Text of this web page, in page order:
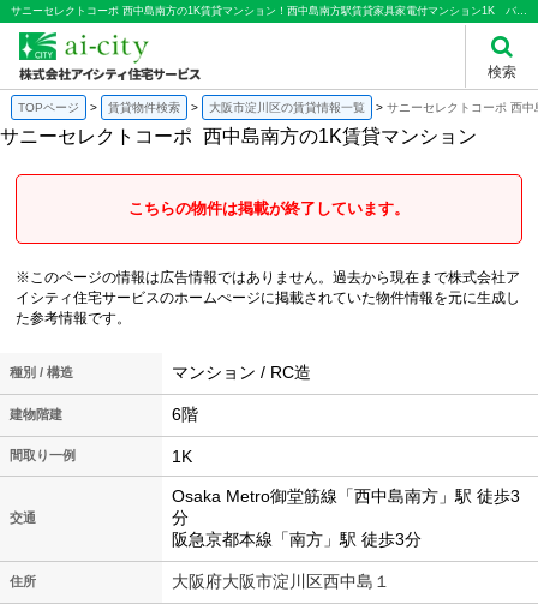
検索
サニーセレクトコーポ 西中島南方の1K賃貸マンション！西中島南方駅賃貸家具家電付マンション1K バストイレセパレート洗面台独立 法人向け オール電化｜株式会社アイシティ住宅サービス
TOPページ 賃貸物件検索 大阪市淀川区の賃貸情報一覧 サニーセレクトコーポ 西
サニーセレクトコーポ 西中島南方の1K賃貸マンション
こちらの物件は掲載が終了しています。
※このページの情報は広告情報ではありません。過去から現在まで株式会社ア
イシティ住宅サービスのホームぺージに掲載されていた物件情報を元に生成し
た参考情報です。
種別 / 構造 マンション / RC造
建物階建 6階
間取り一例 1K
交通
Osaka Metro御堂筋線「西中島南方」駅 徒歩3
分
阪急京都本線「南方」駅 徒歩3分
住所 大阪府大阪市淀川区西中島１